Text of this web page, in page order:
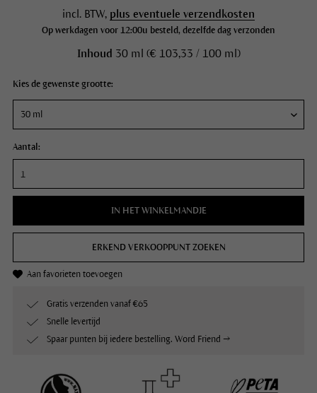
incl. BTW, plus eventuele verzendkosten
Op werkdagen voor 12:00u besteld, dezelfde dag verzonden
Inhoud 30 ml (€ 103,33 / 100 ml)
Kies de gewenste grootte:
Aantal:
IN HET WINKELMANDJE
ERKEND VERKOOPPUNT ZOEKEN
Aan favorieten toevoegen
Gratis verzenden vanaf €65
Snelle levertijd
Spaar punten bij iedere bestelling. Word Friend →